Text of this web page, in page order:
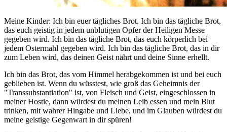
Meine Kinder: Ich bin euer tägliches Brot. Ich bin das tägliche Brot,
das euch geistig in jedem unblutigen Opfer der Heiligen Messe
gegeben wird. Ich bin das tägliche Brot, das euch körperlich bei
jedem Ostermahl gegeben wird. Ich bin das tägliche Brot, das in dir
zum Leben wird, das deinen Geist nährt und deine Sinne erhellt.
Ich bin das Brot, das vom Himmel herabgekommen ist und bei euch
geblieben ist. Wenn du wüsstest, wie groß das Geheimnis der
"Transsubstantiation" ist, von Fleisch und Geist, eingeschlossen in
meiner Hostie, dann würdest du meinen Leib essen und mein Blut
trinken, mit wahrer Hingabe und Liebe, und im Glauben würdest du
meine geistige Gegenwart in dir spüren!